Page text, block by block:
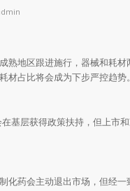
熟地区跟进施行，器械和耗
占比将会成为下步严控趋势。
基层获得政策扶持，但上市
化药会主动退出市场，但经